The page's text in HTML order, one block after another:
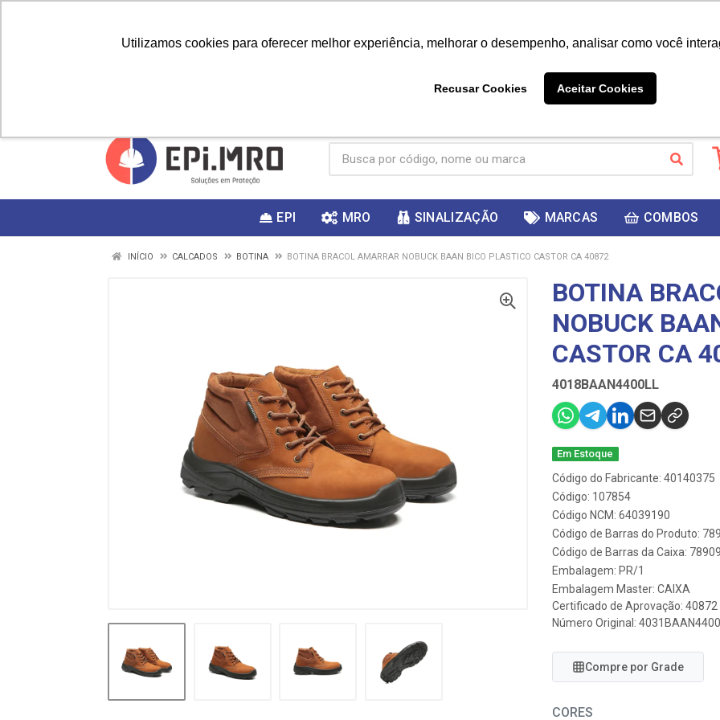
Utilizamos cookies para oferecer melhor experiência, melhorar o desempenho, analisar como você
Recusar Cookies Aceitar Cookies
ganhar
EPI MRO SINALIZAÇÃO MARCAS COMBOS
INÍCIO CALCADOS BOTINA BOTINA BRACOL AMARRAR NOBUCK BAAN BICO PLASTICO CASTOR CA 40872
BOTINA
NOBUCK
CASTOR CA
4018BAAN4400LL
Em Estoque
Código do Fabricante: 40140375
Código: 107854
Código NCM: 64039190
Código de Barras do Produto:
Código de Barras da Caixa:
Embalagem: PR/1
Embalagem Master: CAIXA
Certificado de Aprovação: 40872
Número Original:
Compre por Grade
CORES